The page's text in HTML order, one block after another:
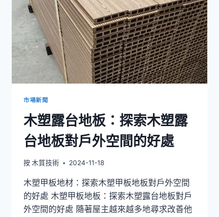
塑
膠
地
板，
可
長
期
市場新聞
木塑露台地板：探索木塑露
台地板對戶外空間的好處
按 木質技術 2024-11-18
木塑甲板地材：探索木塑甲板地板對戶外空間
的好處 木塑甲板地板：探索木塑露台地板對戶
外空間的好處 隨著屋主越來越多地尋求改善他